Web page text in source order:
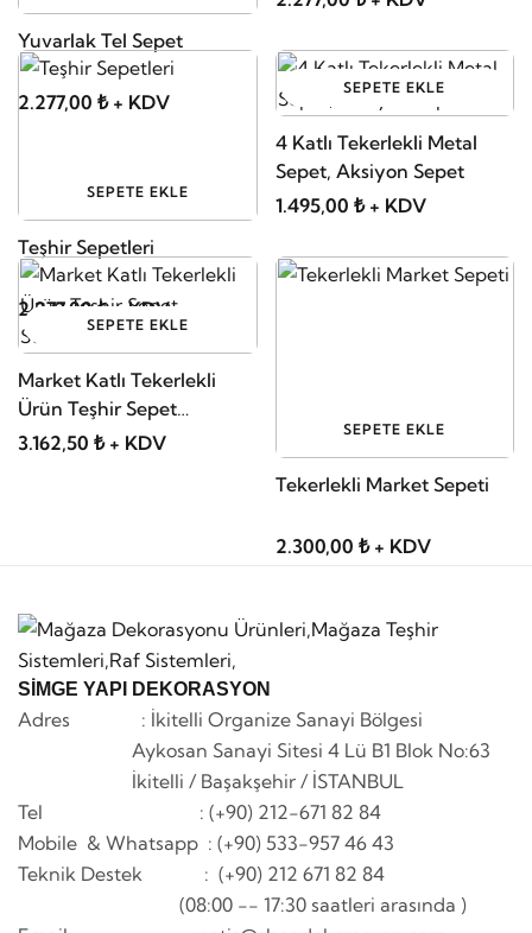
Yuvarlak Tel Sepet
2.277,00 ₺ + KDV
SEPETE EKLE
Teşhir Sepetleri
2.277,00 ₺ + KDV
SEPETE EKLE
4 Katlı Tekerlekli Metal
Sepet, Aksiyon Sepet
1.495,00 ₺ + KDV
SEPETE EKLE
Market Katlı Tekerlekli
Ürün Teşhir Sepet
Standları
3.162,50 ₺ + KDV
SEPETE EKLE
Tekerlekli Market Sepeti
2.300,00 ₺ + KDV
SİMGE YAPI DEKORASYON
Adres : İkitelli Organize Sanayi Bölgesi
Aykosan Sanayi Sitesi 4 Lü B1 Blok No:63
İkitelli / Başakşehir / İSTANBUL
Tel : (+90) 212-671 82 84
Mobile & Whatsapp : (+90) 533-957 46 43
Teknik Destek : (+90) 212 671 82 84
(08:00 -- 17:30 saatleri arasında )